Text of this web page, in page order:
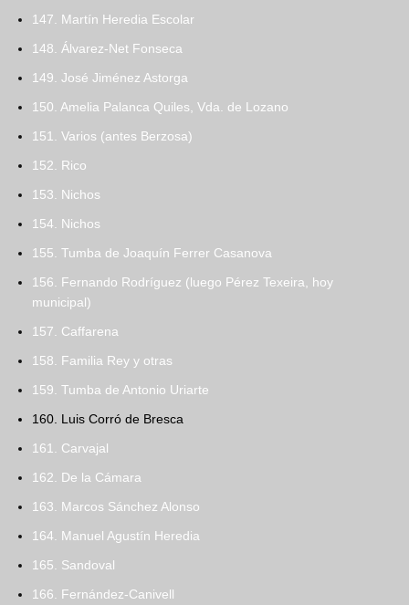
147. Martín Heredia Escolar
148. Álvarez-Net Fonseca
149. José Jiménez Astorga
150. Amelia Palanca Quiles, Vda. de Lozano
151. Varios (antes Berzosa)
152. Rico
153. Nichos
154. Nichos
155. Tumba de Joaquín Ferrer Casanova
156. Fernando Rodríguez (luego Pérez Texeira, hoy
municipal)
157. Caffarena
158. Familia Rey y otras
159. Tumba de Antonio Uriarte
160. Luis Corró de Bresca
161. Carvajal
162. De la Cámara
163. Marcos Sánchez Alonso
164. Manuel Agustín Heredia
165. Sandoval
166. Fernández-Canivell